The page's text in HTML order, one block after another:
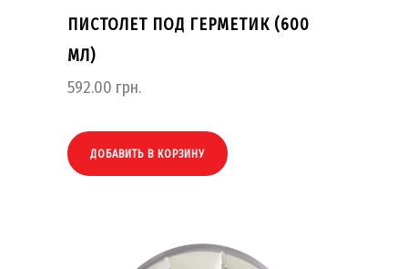
ПИСТОЛЕТ ПОД ГЕРМЕТИК (600
МЛ)
592.00 грн.
ДОБАВИТЬ В КОРЗИНУ